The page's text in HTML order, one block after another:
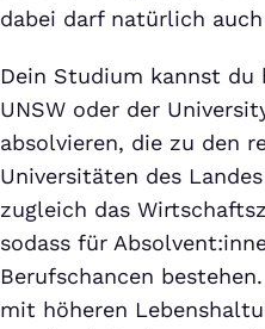
dabei darf natürlich
Dein Studium kannst du
UNSW oder der
absolvieren, die zu den
Universitäten des
zugleich das
sodass für
Berufschancen
mit höheren